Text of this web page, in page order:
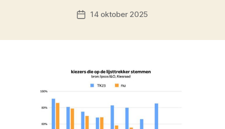
Berichtdatum
14 oktober 2025